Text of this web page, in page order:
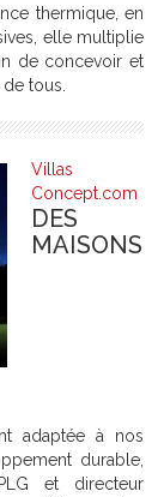
thermique, en
elle multiplie
de concevoir et
tous.
Villas
Concept.com
DES
MAISONS
adaptée à nos
durable,
et directeur